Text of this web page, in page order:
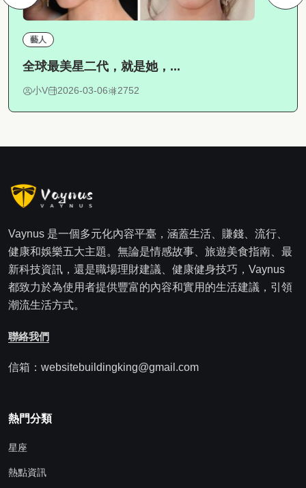
藝人
全球最美星二代，就是她，...
小V 2026-03-06 2752
Vaynus 是一個多元化內容平臺，涵蓋生活、賺錢、流行、
健康和娛樂五大主題。無論是情感故事、旅遊美食指南、最
新科技資訊，還是職場理財建議、健康健身技巧，Vaynus
都致力於為使用者提供豐富的內容和實用的生活建議，引領
潮流生活方式。
聯絡我們
信箱：websitebuildingking@gmail.com
熱門分類
星座
熱點資訊